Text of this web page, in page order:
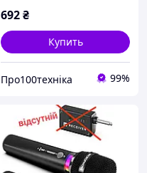
692₴
Купить
Про100техніка 99%